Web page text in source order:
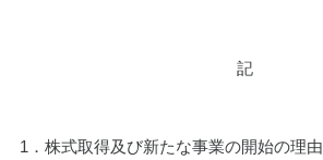
記
1．株式取得及び新たな事業の開始の理由